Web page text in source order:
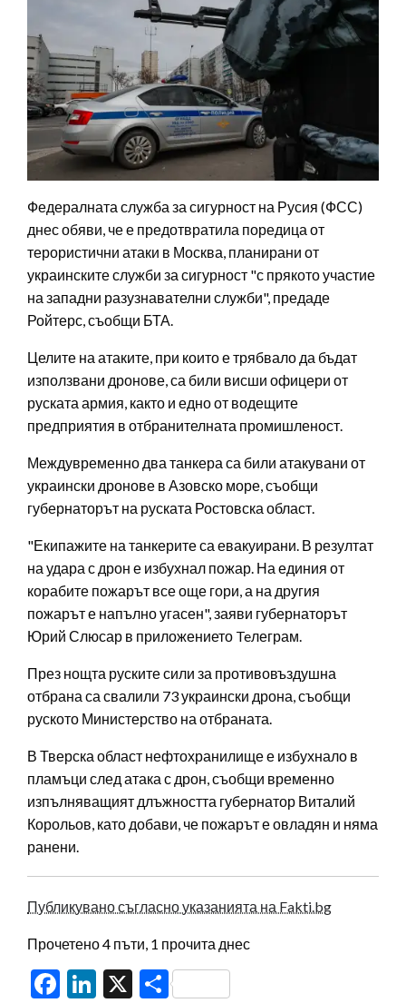
Федералната служба за сигурност на Русия (ФСС)
днес обяви, че е предотвратила поредица от
терористични атаки в Москва, планирани от
украинските служби за сигурност "с прякото участие
на западни разузнавателни служби", предаде
Ройтерс, съобщи БТА.
Целите на атаките, при които е трябвало да бъдат
използвани дронове, са били висши офицери от
руската армия, както и едно от водещите
предприятия в отбранителната промишленост.
Междувременно два танкера са били атакувани от
украински дронове в Азовско море, съобщи
губернаторът на руската Ростовска област.
"Екипажите на танкерите са евакуирани. В резултат
на удара с дрон е избухнал пожар. На единия от
корабите пожарът все още гори, а на другия
пожарът е напълно угасен", заяви губернаторът
Юрий Слюсар в приложението Teлеграм.
През нощта руските сили за противовъздушна
отбрана са свалили 73 украински дрона, съобщи
руското Министерство на отбраната.
В Тверска област нефтохранилище е избухнало в
пламъци след атака с дрон, съобщи временно
изпълняващият длъжността губернатор Виталий
Корольов, като добави, че пожарът е овладян и няма
ранени.
Публикувано съгласно указанията на Fakti.bg
Прочетено 4 пъти, 1 прочита днес
Facebook
LinkedIn
X Share